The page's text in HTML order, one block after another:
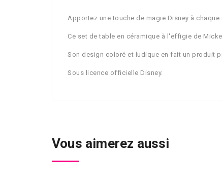
Apportez une touche de magie Disney à chaque
Ce set de table en céramique à l'effigie de
Son design coloré et ludique en fait un produit
Sous licence officielle Disney.
Vous aimerez aussi